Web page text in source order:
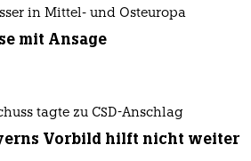
in Mittel- und Osteuropa
mit Ansage
tagte zu CSD-Anschlag
Vorbild hilft nicht weiter